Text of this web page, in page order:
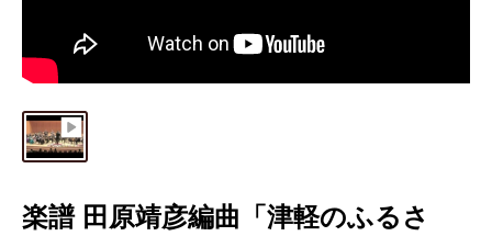
楽譜 田原靖彦編曲「津軽のふるさ